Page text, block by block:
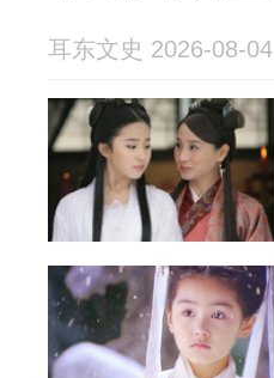
耳东文史 2026-08-04